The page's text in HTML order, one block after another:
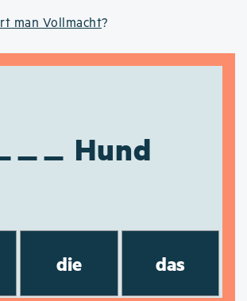
man Vollmacht?
Hund
die das